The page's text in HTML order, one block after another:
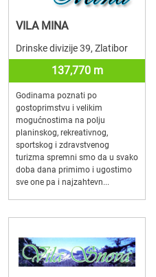
VILA MINA
Drinske divizije 39, Zlatibor
137,770 m
Godinama poznati po
gostoprimstvu i velikim
mogućnostima na polju
planinskog, rekreativnog,
sportskog i zdravstvenog
turizma spremni smo da u svako
doba dana primimo i ugostimo
sve one pa i najzahtevn...